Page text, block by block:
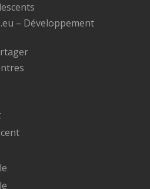
– Développement